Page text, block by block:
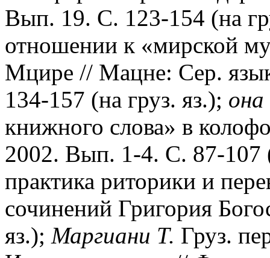
Вып. 19. С. 123-154 (на
отношении к «мирской
Мцире // Мацне: Сер.
134-157 (на груз. яз.);
книжного слова» в
2002. Вып. 1-4. С. 87-107
практика риторики и
сочинений Григория
яз.); Маргиани Т. Груз.